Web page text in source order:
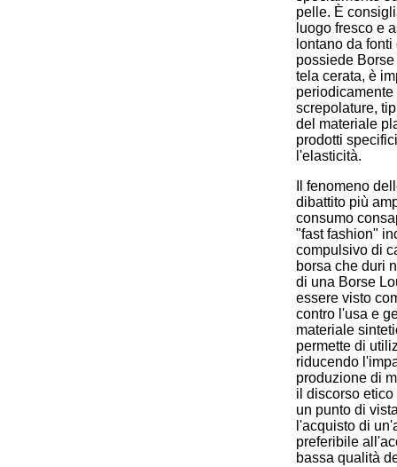
pelle. È
luogo fresco e
lontano da
possiede
tela cerata, è
screpolature,
del materiale
prodotti
l'elasticità.
Il fenomeno
dibattito più
consumo
"fast fashion"
compulsivo di
borsa che duri
di una Borse
essere visto
contro l'usa e
materiale
permette di
riducendo
produzione di
il discorso
un punto di
l'acquisto di
preferibile
bassa qualità